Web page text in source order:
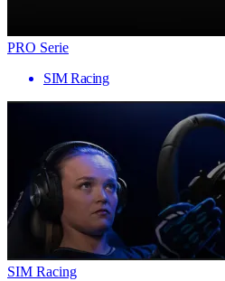
PRO Serie
SIM Racing
SIM Racing